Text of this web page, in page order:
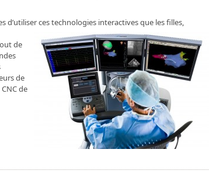
d’utiliser ces technologies interactives que les filles,
de
de
de